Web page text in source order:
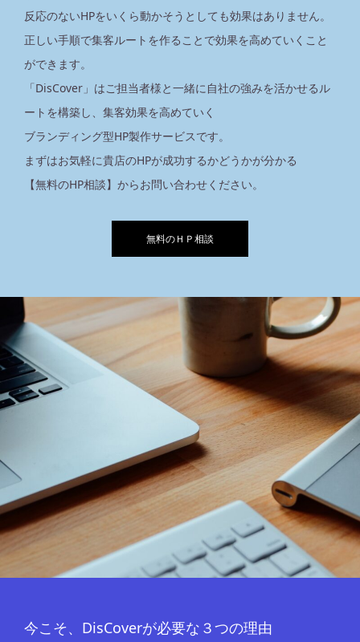
反応のないHPをいくら動かそうとしても効果はありません。
正しい手順で集客ルートを作ることで効果を高めていくこと
ができます。
「DisCover」はご担当者様と一緒に自社の強みを活かせるル
ートを構築し、集客効果を高めていく
ブランディング型HP製作サービスです。
まずはお気軽に貴店のHPが成功するかどうかが分かる
【無料のHP相談】からお問い合わせください。
無料のＨＰ相談
今こそ、DisCoverが必要な３つの理由